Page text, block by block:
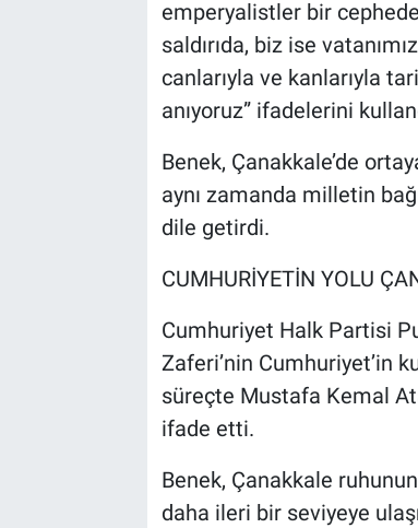
emperyalistler bir
saldırıda, biz ise
canlarıyla ve kanlarıyla
anıyoruz” ifadelerini
Benek, Çanakkale’de
aynı zamanda milletin
dile getirdi.
CUMHURİYETİN YOLU
Cumhuriyet Halk Partisi
Zaferi’nin Cumhuriyet’in
süreçte Mustafa Kemal
ifade etti.
Benek, Çanakkale
daha ileri bir seviyeye